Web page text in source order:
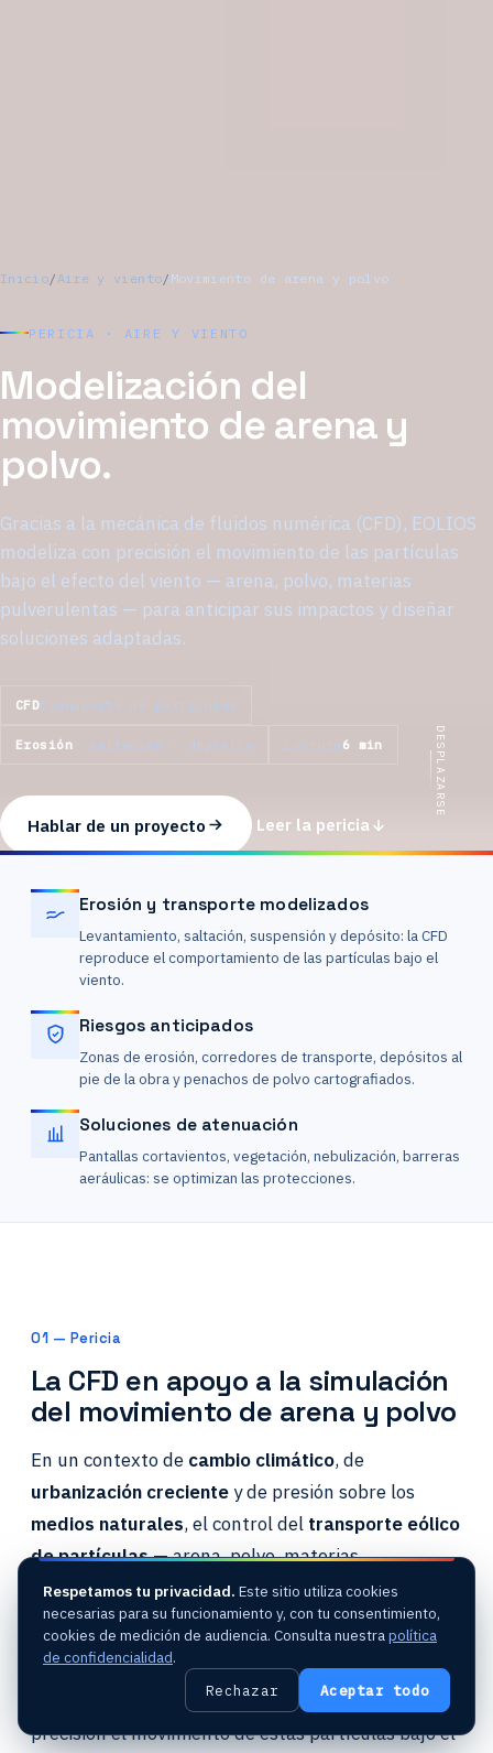
Inicio/Aire y viento/ Movimiento de arena y polvo
PERICIA · AIRE Y VIENTO
Modelización del
movimiento de arena y
polvo.
Gracias a la mecánica de fluidos numérica (CFD), EOLIOS
modeliza con precisión el movimiento de las partículas
bajo el efecto del viento — arena, polvo, materias
pulverulentas — para anticipar sus impactos y diseñar
soluciones adaptadas.
CFDtransporte de partículas
Erosión · saltación · depósito Lectura 6 min
Hablar de un proyecto Leer la pericia
DESPLAZARSE
Erosión y transporte modelizados
Levantamiento, saltación, suspensión y depósito: la CFD
reproduce el comportamiento de las partículas bajo el
viento.
Riesgos anticipados
Zonas de erosión, corredores de transporte, depósitos al
pie de la obra y penachos de polvo cartografiados.
Soluciones de atenuación
Pantallas cortavientos, vegetación, nebulización, barreras
aeráulicas: se optimizan las protecciones.
01 — Pericia
La CFD en apoyo a la simulación
del movimiento de arena y polvo
En un contexto de cambio climático, de
urbanización creciente y de presión sobre los
medios naturales, el control del transporte eólico
de partículas— arena, polvo, materias
pulverulentas — se convierte en unreto mayor
para la durabilidad de los proyectos.
En EOLIOS, nuestra pericia enmecánica de
fluidos numérica (CFD)nos permite modelizar con
precisión el movimiento de estas partículas bajo el
Respetamos tu privacidad. Este sitio utiliza cookies
necesarias para su funcionamiento y, con tu consentimiento,
cookies de medición de audiencia. Consulta nuestrapolítica
de confidencialidad.
Rechazar Aceptar todo